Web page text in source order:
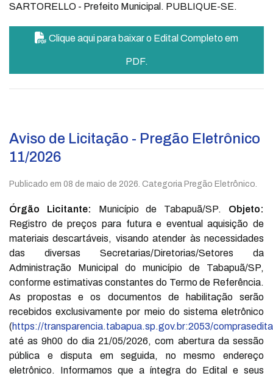
SARTORELLO - Prefeito Municipal. PUBLIQUE-SE.
Clique aqui para baixar o Edital Completo em
PDF.
Aviso de Licitação - Pregão Eletrônico
11/2026
Publicado em 08 de maio de 2026 . Categoria Pregão Eletrônico.
Órgão Licitante: Município de Tabapuã/SP. Objeto:
Registro de preços para futura e eventual aquisição de
materiais descartáveis, visando atender às necessidades
das diversas Secretarias/Diretorias/Setores da
Administração Municipal do município de Tabapuã/SP,
conforme estimativas constantes do Termo de Referência.
As propostas e os documentos de habilitação serão
recebidos exclusivamente por meio do sistema eletrônico
(https://transparencia.tabapua.sp.gov.br:2053/
até as 9h00 do dia 21/05/2026, com abertura da sessão
pública e disputa em seguida, no mesmo endereço
eletrônico. Informamos que a íntegra do Edital e seus